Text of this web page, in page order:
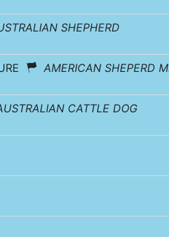
SHEPHERD
AMERICAN SHEPERD
CATTLE DOG